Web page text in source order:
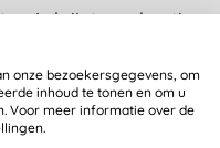
en je krijgt regelmatig
aanbiedingen
jou.
onze bezoekersgegevens, om
inhoud te tonen en om u
Voor meer informatie over de